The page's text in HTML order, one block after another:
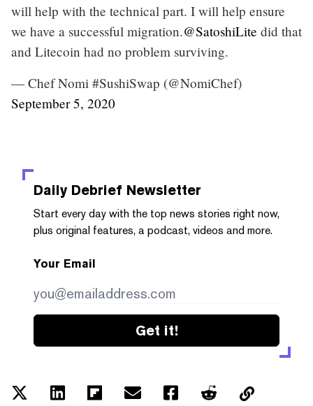
will help with the technical part. I will help ensure
we have a successful migration.@SatoshiLite did that
and Litecoin had no problem surviving.
— Chef Nomi #SushiSwap (@NomiChef)
September 5, 2020
Daily Debrief Newsletter
Start every day with the top news stories right now,
plus original features, a podcast, videos and more.
Your Email
Get it!